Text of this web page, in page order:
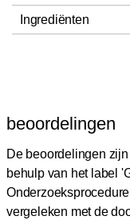
Ingrediënten
beoordelingen
De beoordelingen
behulp van het label
vergeleken met de